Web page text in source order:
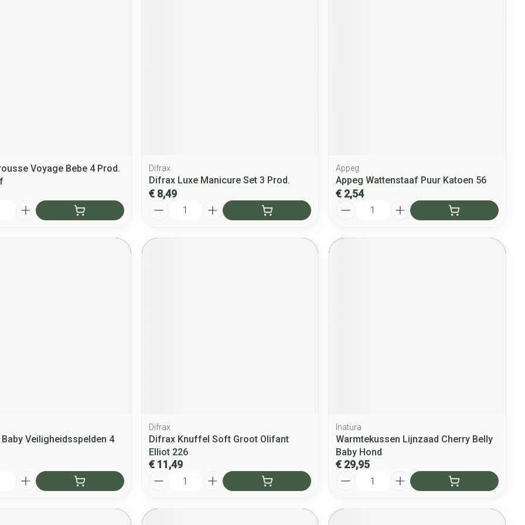
Voyage Bebe 4 Prod.
Difrax
Difrax Luxe Manicure Set 3 Prod.
€ 8,49
Appeg
Appeg Wattenstaaf Puur Katoen 56
€ 2,54
Veiligheidsspelden 4
Difrax
Difrax Knuffel Soft Groot Olifant
Elliot 226
€ 11,49
Inatura
Warmtekussen Lijnzaad Cherry Belly
Baby Hond
€ 29,95